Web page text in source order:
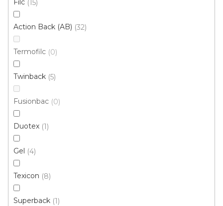
Filc 15
Action Back (AB) 32
Termofilc 0
Twinback 5
Fusionbac 0
Duotex 1
Gel 4
Texicon 8
Superback 1
Koberec metráž RAMBO /tex 77
Skladem externě, odesíláme do 2-3 dnů
208 Kč
4 m